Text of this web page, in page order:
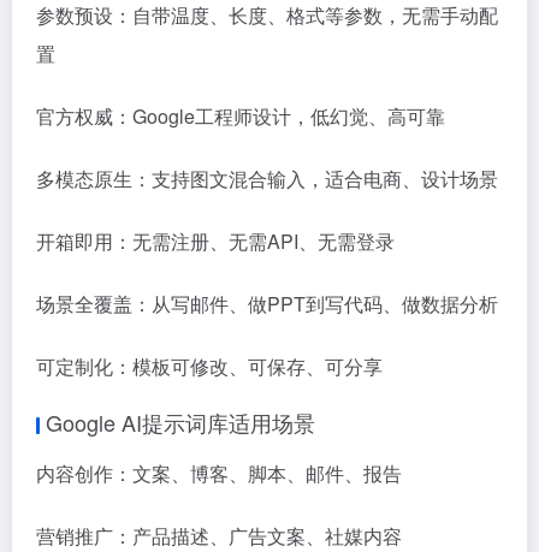
参数预设：自带温度、长度、格式等参数，无需手动配
置
官方权威：Google工程师设计，低幻觉、高可靠
多模态原生：支持图文混合输入，适合电商、设计场景
开箱即用：无需注册、无需API、无需登录
场景全覆盖：从写邮件、做PPT到写代码、做数据分析
可定制化：模板可修改、可保存、可分享
Google AI提示词库适用场景
内容创作：文案、博客、脚本、邮件、报告
营销推广：产品描述、广告文案、社媒内容